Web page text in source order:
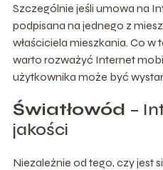
Szczególnie jeśli umowa na
podpisana na jednego z
właściciela mieszkania. Co w
warto rozważyć Internet
użytkownika może być
Światłowód –
jakości
Niezależnie od tego, czy jest